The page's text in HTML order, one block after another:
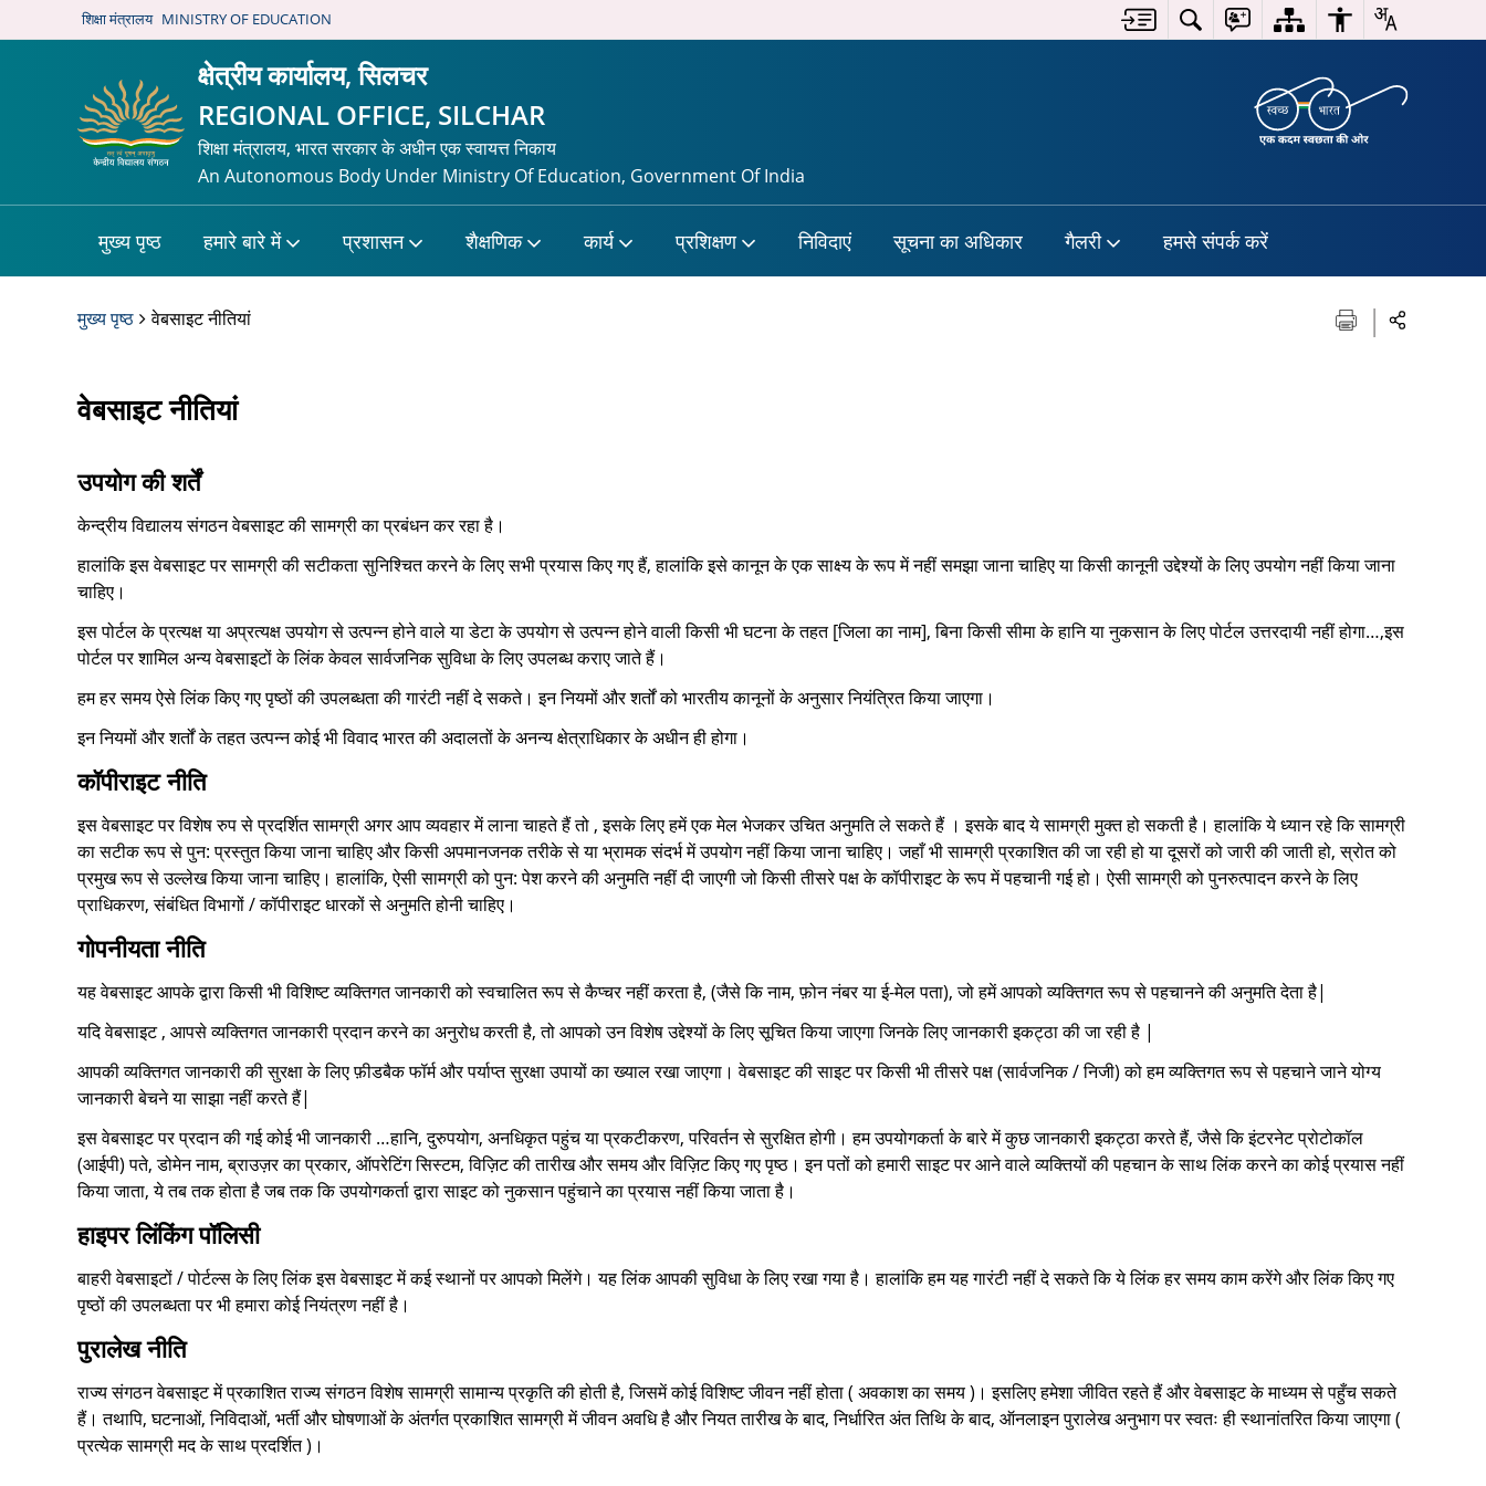
शिक्षा मंत्रालय MINISTRY OF EDUCATION
क्षेत्रीय कार्यालय, सिलचर
REGIONAL OFFICE, SILCHAR
शिक्षा मंत्रालय, भारत सरकार के अधीन एक स्वायत्त निकाय
An Autonomous Body Under Ministry Of Education, Government Of India
मुख्य पृष्ठ हमारे बारे में प्रशासन शैक्षणिक कार्य प्रशिक्षण निविदाएं सूचना का अधिकार गैलरी हमसे संपर्क करें
मुख्य पृष्ठ वेबसाइट नीतियां
वेबसाइट नीतियां
उपयोग की शर्तें
केन्द्रीय विद्यालय संगठन वेबसाइट की सामग्री का प्रबंधन कर रहा है।
हालांकि इस वेबसाइट पर सामग्री की सटीकता सुनिश्चित करने के लिए सभी प्रयास किए गए हैं, हालांकि इसे कानून के एक साक्ष्य के रूप में नहीं समझा जाना चाहिए या किसी कानूनी उद्देश्यों के लिए उपयोग नहीं किया जाना
चाहिए।
इस पोर्टल के प्रत्यक्ष या अप्रत्यक्ष उपयोग से उत्पन्न होने वाले या डेटा के उपयोग से उत्पन्न होने वाली किसी भी घटना के तहत [जिला का नाम], बिना किसी सीमा के हानि या नुकसान के लिए पोर्टल उत्तरदायी नहीं होगा…,इस
पोर्टल पर शामिल अन्य वेबसाइटों के लिंक केवल सार्वजनिक सुविधा के लिए उपलब्ध कराए जाते हैं।
हम हर समय ऐसे लिंक किए गए पृष्ठों की उपलब्धता की गारंटी नहीं दे सकते। इन नियमों और शर्तों को भारतीय कानूनों के अनुसार नियंत्रित किया जाएगा।
इन नियमों और शर्तों के तहत उत्पन्न कोई भी विवाद भारत की अदालतों के अनन्य क्षेत्राधिकार के अधीन ही होगा।
कॉपीराइट नीति
इस वेबसाइट पर विशेष रुप से प्रदर्शित सामग्री अगर आप व्यवहार में लाना चाहते हैं तो , इसके लिए हमें एक मेल भेजकर उचित अनुमति ले सकते हैं । इसके बाद ये सामग्री मुक्त हो सकती है। हालांकि ये ध्यान रहे कि सामग्री
का सटीक रूप से पुन: प्रस्तुत किया जाना चाहिए और किसी अपमानजनक तरीके से या भ्रामक संदर्भ में उपयोग नहीं किया जाना चाहिए। जहाँ भी सामग्री प्रकाशित की जा रही हो या दूसरों को जारी की जाती हो, स्रोत को
प्रमुख रूप से उल्लेख किया जाना चाहिए। हालांकि, ऐसी सामग्री को पुन: पेश करने की अनुमति नहीं दी जाएगी जो किसी तीसरे पक्ष के कॉपीराइट के रूप में पहचानी गई हो। ऐसी सामग्री को पुनरुत्पादन करने के लिए
प्राधिकरण, संबंधित विभागों / कॉपीराइट धारकों से अनुमति होनी चाहिए।
गोपनीयता नीति
यह वेबसाइट आपके द्वारा किसी भी विशिष्ट व्यक्तिगत जानकारी को स्वचालित रूप से कैप्चर नहीं करता है, (जैसे कि नाम, फ़ोन नंबर या ई-मेल पता), जो हमें आपको व्यक्तिगत रूप से पहचानने की अनुमति देता है|
यदि वेबसाइट , आपसे व्यक्तिगत जानकारी प्रदान करने का अनुरोध करती है, तो आपको उन विशेष उद्देश्यों के लिए सूचित किया जाएगा जिनके लिए जानकारी इकट्ठा की जा रही है |
आपकी व्यक्तिगत जानकारी की सुरक्षा के लिए फ़ीडबैक फॉर्म और पर्याप्त सुरक्षा उपायों का ख्याल रखा जाएगा। वेबसाइट की साइट पर किसी भी तीसरे पक्ष (सार्वजनिक / निजी) को हम व्यक्तिगत रूप से पहचाने जाने योग्य
जानकारी बेचने या साझा नहीं करते हैं|
इस वेबसाइट पर प्रदान की गई कोई भी जानकारी …हानि, दुरुपयोग, अनधिकृत पहुंच या प्रकटीकरण, परिवर्तन से सुरक्षित होगी। हम उपयोगकर्ता के बारे में कुछ जानकारी इकट्ठा करते हैं, जैसे कि इंटरनेट प्रोटोकॉल
(आईपी) पते, डोमेन नाम, ब्राउज़र का प्रकार, ऑपरेटिंग सिस्टम, विज़िट की तारीख और समय और विज़िट किए गए पृष्ठ। इन पतों को हमारी साइट पर आने वाले व्यक्तियों की पहचान के साथ लिंक करने का कोई प्रयास नहीं
किया जाता, ये तब तक होता है जब तक कि उपयोगकर्ता द्वारा साइट को नुकसान पहुंचाने का प्रयास नहीं किया जाता है।
हाइपर लिंकिंग पॉलिसी
बाहरी वेबसाइटों / पोर्टल्स के लिए लिंक इस वेबसाइट में कई स्थानों पर आपको मिलेंगे। यह लिंक आपकी सुविधा के लिए रखा गया है। हालांकि हम यह गारंटी नहीं दे सकते कि ये लिंक हर समय काम करेंगे और लिंक किए गए
पृष्ठों की उपलब्धता पर भी हमारा कोई नियंत्रण नहीं है।
पुरालेख नीति
राज्य संगठन वेबसाइट में प्रकाशित राज्य संगठन विशेष सामग्री सामान्य प्रकृति की होती है, जिसमें कोई विशिष्ट जीवन नहीं होता ( अवकाश का समय )। इसलिए हमेशा जीवित रहते हैं और वेबसाइट के माध्यम से पहुँच सकते
हैं। तथापि, घटनाओं, निविदाओं, भर्ती और घोषणाओं के अंतर्गत प्रकाशित सामग्री में जीवन अवधि है और नियत तारीख के बाद, निर्धारित अंत तिथि के बाद, ऑनलाइन पुरालेख अनुभाग पर स्वतः ही स्थानांतरित किया जाएगा (
प्रत्येक सामग्री मद के साथ प्रदर्शित )।